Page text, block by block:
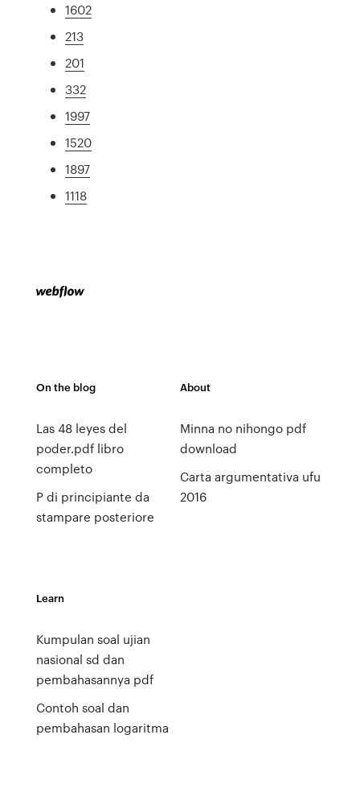
1602
213
201
332
1997
1520
1897
1118
On the blog
Las 48 leyes del
poder.pdf libro
completo
P di principiante da
stampare posteriore
About
Minna no nihongo pdf
download
Carta argumentativa ufu
2016
Learn
Kumpulan soal ujian
nasional sd dan
pembahasannya pdf
Contoh soal dan
pembahasan logaritma